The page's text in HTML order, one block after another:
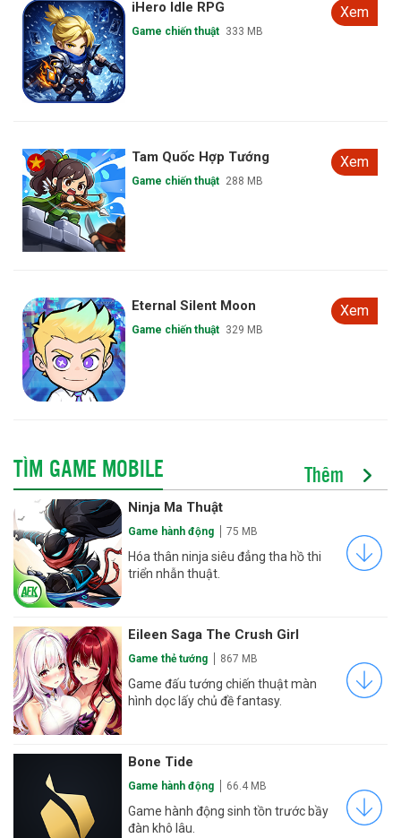
iHero Idle RPG
Game chiến thuật 333 MB
Xem
Tam Quốc Hợp Tướng
Game chiến thuật 288 MB
Xem
Eternal Silent Moon
Game chiến thuật 329 MB
Xem
TÌM GAME MOBILE Thêm
Ninja Ma Thuật
Game hành động 75 MB
Hóa thân ninja siêu đẳng tha hồ thi
triển nhẫn thuật.
Eileen Saga The Crush Girl
Game thẻ tướng 867 MB
Game đấu tướng chiến thuật màn
hình dọc lấy chủ đề fantasy.
Bone Tide
Game hành động 66.4 MB
Game hành động sinh tồn trước bầy
đàn khô lâu.